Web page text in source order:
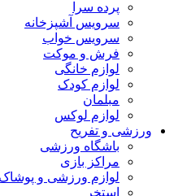
پرده سرا
سرویس آشپزخانه
سرویس خواب
فرش و موکت
لوازم خانگی
لوازم کودک
مبلمان
لوازم لوکس
ورزشی و تفریح
باشگاه ورزشی
مراکز بازی
لوازم ورزشی و پوشاک
استخر